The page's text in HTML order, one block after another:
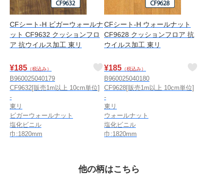
CFシート-H ビガーウォールナ
ット CF9632 クッションフロ
ア 抗ウイルス加工 東リ
¥185 （税込み）
B960025040179
CF9632[販売1m以上 10cm単位]
-
東リ
ビガーウォールナット
塩化ビニル
巾:1820mm
CFシート-H ウォールナット
CF9628 クッションフロア 抗
ウイルス加工 東リ
¥185 （税込み）
B960025040180
CF9628[販売1m以上 10cm単位]
-
東リ
ウォールナット
塩化ビニル
巾:1820mm
他の柄はこちら